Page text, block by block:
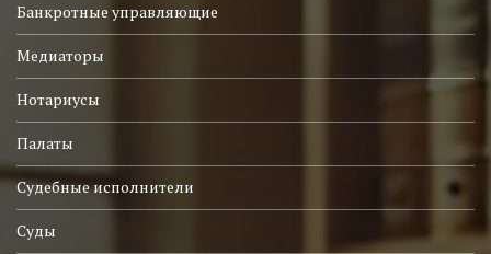
Банкротные управляющие
Медиаторы
Нотариусы
Палаты
Судебные исполнители
Суды